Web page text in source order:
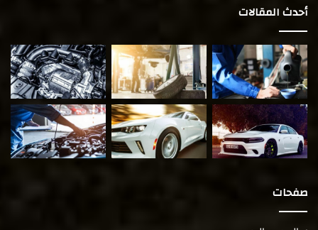
أحدث المقالات
صفحات